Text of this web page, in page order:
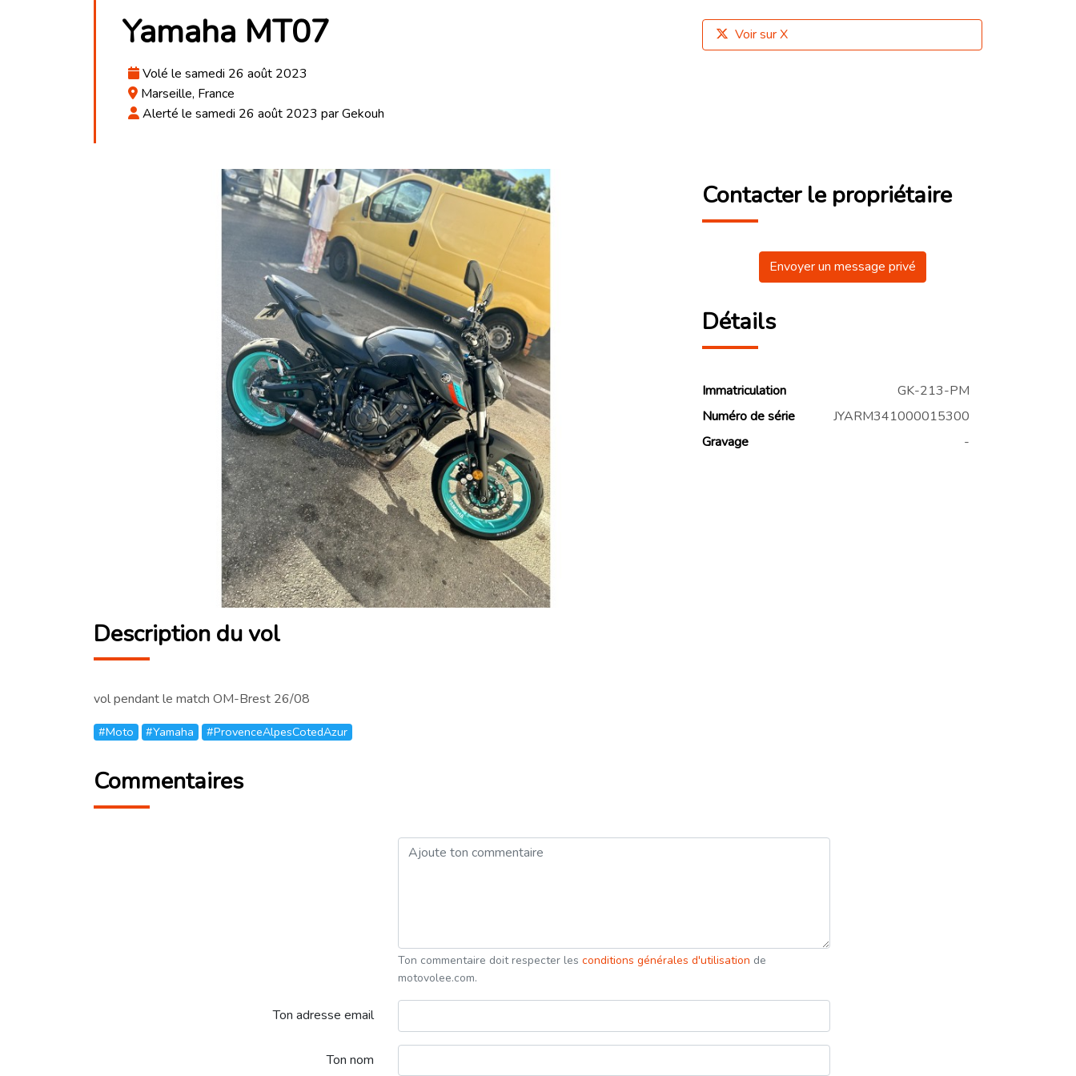
Yamaha MT07
Volé le samedi 26 août 2023
Marseille, France
Alerté le samedi 26 août 2023 par Gekouh
Voir sur X
Contacter le propriétaire
Envoyer un message privé
Détails
Immatriculation
GK-213-PM
Numéro de série
JYARM341000015300
Gravage
-
Description du vol
vol pendant le match OM-Brest 26/08
#Moto #Yamaha #ProvenceAlpesCotedAzur
Commentaires
Ton commentaire doit respecter les conditions générales d'utilisation de
motovolee.com.
Ton adresse email
Ton nom